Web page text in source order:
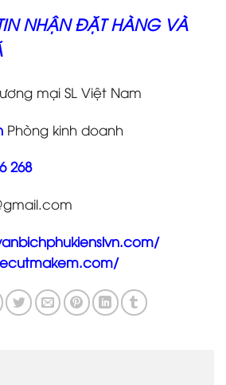
NHẬN ĐẶT HÀNG VÀ
mại SL Việt Nam
Phòng kinh doanh
268